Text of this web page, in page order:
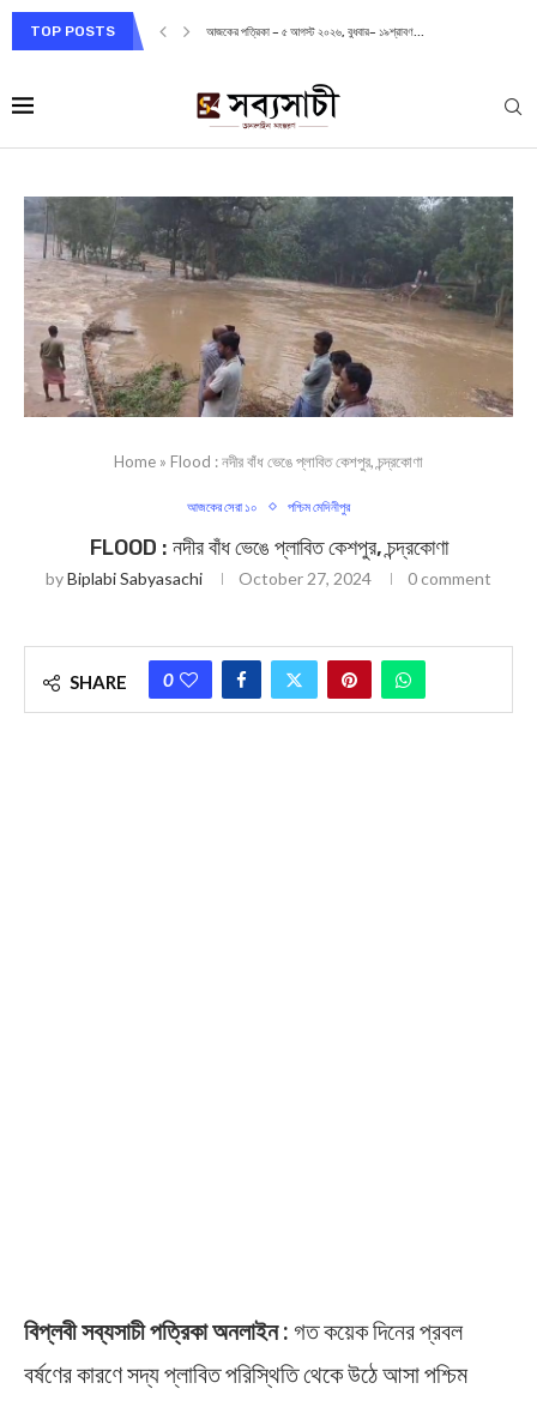
TOP POSTS আজকের পত্রিকা – ৫ আগস্ট ২০২৬, বুধবার– ১৯শ্রাবণ...
Home » Flood : নদীর বাঁধ ভেঙে প্লাবিত কেশপুর, চন্দ্রকোণা
আজকের সেরা ১০ পশ্চিম মেদিনীপুর
FLOOD : নদীর বাঁধ ভেঙে প্লাবিত কেশপুর, চন্দ্রকোণা
byBiplabi Sabyasachi October 27, 2024 0 comment
SHARE 0
বিপ্লবী সব্যসাচী পত্রিকা অনলাইন : গত কয়েক দিনের প্রবল
বর্ষণের কারণে সদ্য প্লাবিত পরিস্থিতি থেকে উঠে আসা পশ্চিম